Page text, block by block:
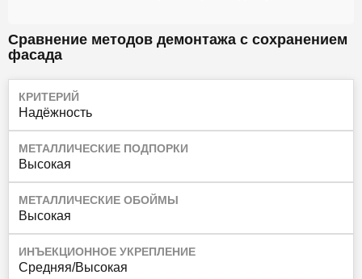
Сравнение методов демонтажа с сохранением
фасада
КРИТЕРИЙ
Надёжность
МЕТАЛЛИЧЕСКИЕ ПОДПОРКИ
Высокая
МЕТАЛЛИЧЕСКИЕ ОБОЙМЫ
Высокая
ИНЪЕКЦИОННОЕ УКРЕПЛЕНИЕ
Средняя/Высокая